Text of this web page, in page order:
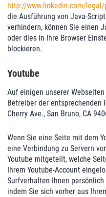
http://www.linkedin.com/legal/
die Ausführung von Java-
verhindern, können Sie einen
oder dies in Ihre Browser
blockieren.
Youtube
Auf einigen unserer
Betreiber der entsprechenden
Cherry Ave., San Bruno, CA
Wenn Sie eine Seite mit dem
eine Verbindung zu Servern
Youtube mitgeteilt, welche
Ihrem Youtube-Account
Surfverhalten Ihnen
indem Sie sich vorher aus